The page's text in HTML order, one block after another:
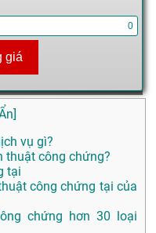
giá
]
vụ gì?
thuật công chứng?
tại
công chứng tại của
chứng hơn 30 loại